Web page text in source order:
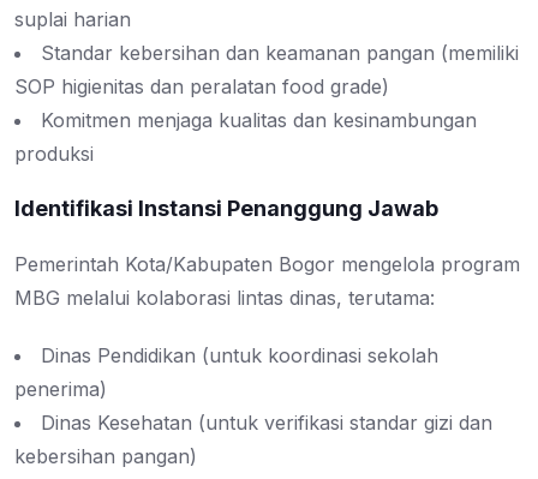
suplai harian
Standar kebersihan dan keamanan pangan (memiliki
SOP higienitas dan peralatan food grade)
Komitmen menjaga kualitas dan kesinambungan
produksi
Identifikasi Instansi Penanggung Jawab
Pemerintah Kota/Kabupaten Bogor mengelola program
MBG melalui kolaborasi lintas dinas, terutama:
Dinas Pendidikan (untuk koordinasi sekolah
penerima)
Dinas Kesehatan (untuk verifikasi standar gizi dan
kebersihan pangan)